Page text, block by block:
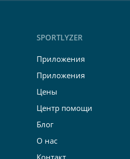
SPORTLYZER
Приложения
Приложения
Цены
Центр помощи
Блог
О нас